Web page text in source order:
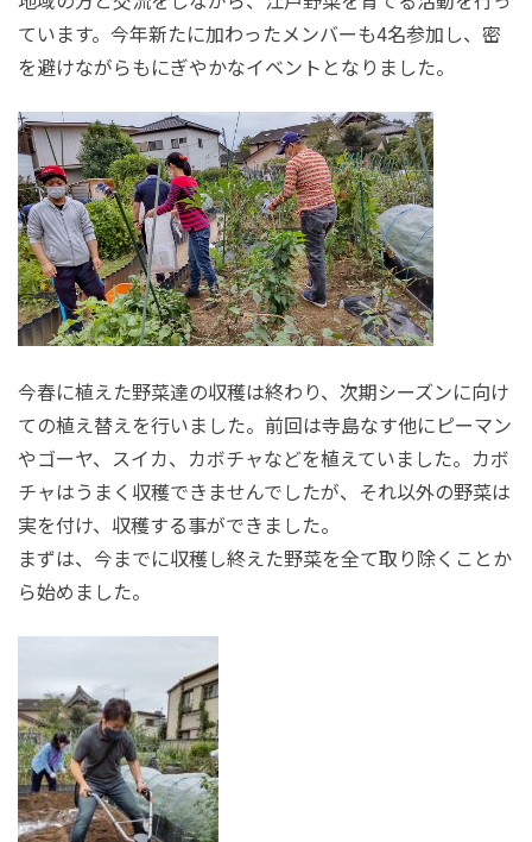
ています。今年新たに加わったメンバーも4名参加し、密
を避けながらもにぎやかなイベントとなりました。
今春に植えた野菜達の収穫は終わり、次期シーズンに向け
ての植え替えを行いました。前回は寺島なす他にピーマン
やゴーヤ、スイカ、カボチャなどを植えていました。カボ
チャはうまく収穫できませんでしたが、それ以外の野菜は
実を付け、収穫する事ができました。
まずは、今までに収穫し終えた野菜を全て取り除くことか
ら始めました。